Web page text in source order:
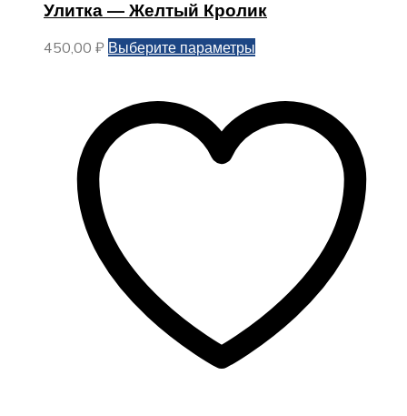
Улитка — Желтый Кролик
450,00 ₽ Выберите параметры
несколько
вариаций.
Опции